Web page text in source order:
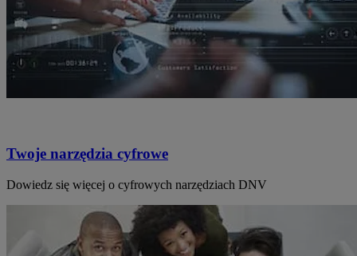
Twoje narzędzia cyfrowe
Dowiedz się więcej o cyfrowych narzędziach DNV